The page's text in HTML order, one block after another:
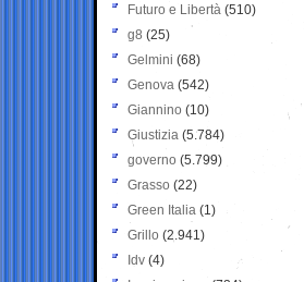
Futuro e Libertà (510)
g8 (25)
Gelmini (68)
Genova (542)
Giannino (10)
Giustizia (5.784)
governo (5.799)
Grasso (22)
Green Italia (1)
Grillo (2.941)
Idv (4)